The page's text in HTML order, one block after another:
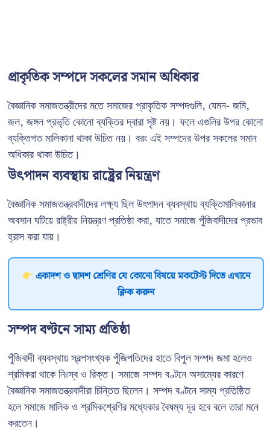
প্রাকৃতিক সম্পদে সকলের সমান অধিকার
বৈজ্ঞানিক সমাজতন্ত্রীদের মতে সমাজের প্রাকৃতিক সম্পদগুলি, যেমন- জমি,
জল, জঙ্গল প্রভৃতি কোনো ব্যক্তির দ্বারা সৃষ্ট নয়। ফলে এগুলির উপর কোনো
ব্যক্তিগত মালিকানা থাকা উচিত নয়। বরং এই সম্পদের উপর সকলের সমান
অধিকার থাকা উচিত।
উৎপাদন ব্যবস্থায় রাষ্ট্রের নিয়ন্ত্রণ
বৈজ্ঞানিক সমাজতন্ত্রবাদীদের লক্ষ্য ছিল উৎপাদন ব্যবস্থায় ব্যক্তিমালিকানার
অবসান ঘটিয়ে রাষ্ট্রীয় নিয়ন্ত্রণ প্রতিষ্ঠা করা, যাতে সমাজে পুঁজিবাদীদের প্রভাব
হ্রাস করা যায়।
একাদশ ও দ্বাদশ শ্রেণির যে কোনো বিষয়ে মকটেস্ট দিতে এখানে
ক্লিক করুন
সম্পদ বণ্টনে সাম্য প্রতিষ্ঠা
পুঁজিবাদী ব্যবস্থায় স্বল্পসংখ্যক পুঁজিপতিদের হাতে বিপুল সম্পদ জমা হলেও
শ্রমিকরা থাকে নিঃস্ব ও রিক্ত। সমাজে সম্পদ বণ্টনে অসাম্যের কারণে
বৈজ্ঞানিক সমাজতন্ত্রবাদীরা চিন্তিত ছিলেন। সম্পদ বণ্টনে সাম্য প্রতিষ্ঠিত
হলে সমাজে মালিক ও শ্রমিকশ্রেণির মধ্যেকার বৈষম্য দূর হবে বলে তারা মনে
করতেন।